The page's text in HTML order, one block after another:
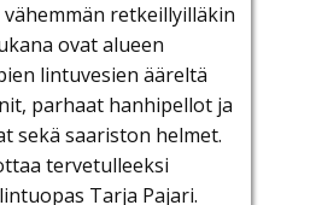
retkeillyilläkin
ovat alueen
lintuvesien ääreltä
parhaat hanhipellot ja
sekä saariston helmet.
tervetulleeksi
Tarja Pajari.